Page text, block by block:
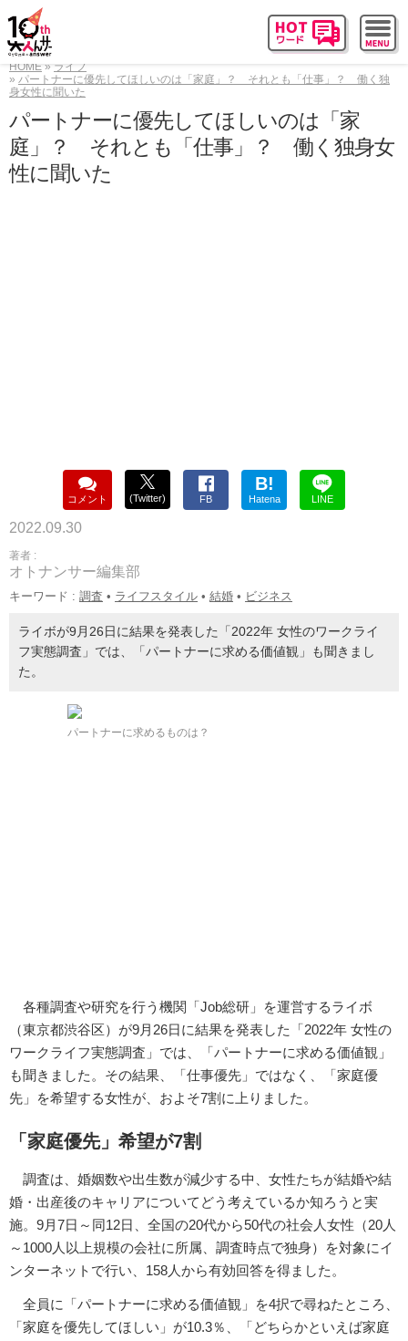
HOME
ライフ
パートナーに優先してほしいのは「家庭」？ それとも「仕事」？ 働く独
身女性に聞いた
パートナーに優先してほしいのは「家
庭」？ それとも「仕事」？ 働く独身女
性に聞いた
コメント (Twitter) FB
B!
Hatena LINE
2022.09.30
著者 :
オトナンサー編集部
キーワード : 調査 • ライフスタイル • 結婚 • ビジネス
ライボが9月26日に結果を発表した「2022年 女性のワークライ
フ実態調査」では、「パートナーに求める価値観」も聞きまし
た。
パートナーに求めるものは？
各種調査や研究を行う機関「Job総研」を運営するライボ
（東京都渋谷区）が9月26日に結果を発表した「2022年 女性の
ワークライフ実態調査」では、「パートナーに求める価値観」
も聞きました。その結果、「仕事優先」ではなく、「家庭優
先」を希望する女性が、およそ7割に上りました。
「家庭優先」希望が7割
調査は、婚姻数や出生数が減少する中、女性たちが結婚や結
婚・出産後のキャリアについてどう考えているか知ろうと実
施。9月7日～同12日、全国の20代から50代の社会人女性（20人
～1000人以上規模の会社に所属、調査時点で独身）を対象にイ
ンターネットで行い、158人から有効回答を得ました。
全員に「パートナーに求める価値観」を4択で尋ねたところ、
「家庭を優先してほしい」が10.3％、「どちらかといえば家庭